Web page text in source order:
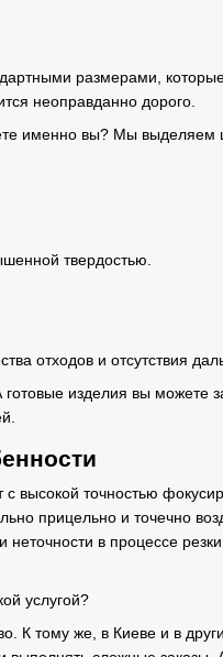
размерами,
неоправданно дорого.
именно вы? Мы выделяем
твердостью.
отходов и отсутствия
изделия вы можете
высокой точностью
прицельно и точечно
в процессе
услугой?
К тому же, в Киеве и в